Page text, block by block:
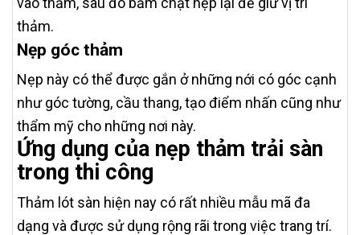
thảm.
Nẹp góc thảm
Nẹp này có thể được gắn ở những nới có góc cạnh
như góc tường, cầu thang, tạo điểm nhấn cũng như
thẩm mỹ cho những nơi này.
Ứng dụng của nẹp thảm trải sàn
trong thi công
Thảm lót sàn hiện nay có rất nhiều mẫu mã đa
dạng và được sử dụng rộng rãi trong việc trang trí.